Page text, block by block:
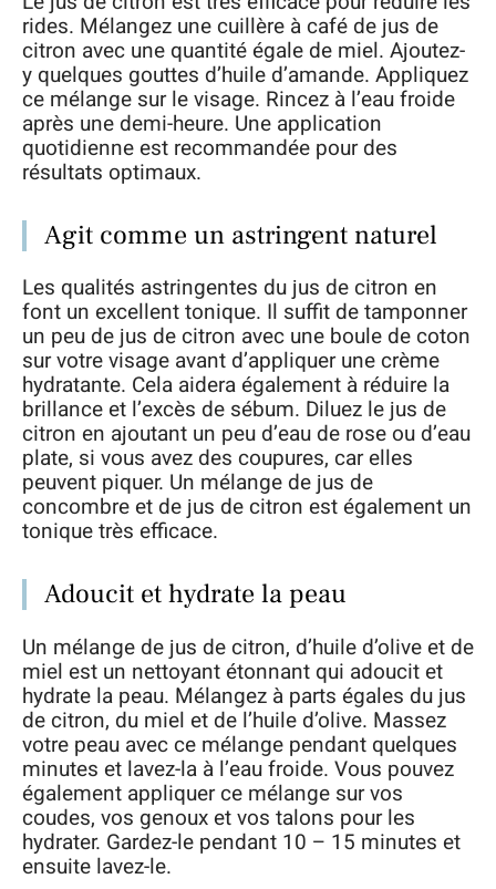
rides. Mélangez une cuillère à café de jus de
citron avec une quantité égale de miel. Ajoutez-
y quelques gouttes d’huile d’amande. Appliquez
ce mélange sur le visage. Rincez à l’eau froide
après une demi-heure. Une application
quotidienne est recommandée pour des
résultats optimaux.
Agit comme un astringent naturel
Les qualités astringentes du jus de citron en
font un excellent tonique. Il suffit de tamponner
un peu de jus de citron avec une boule de coton
sur votre visage avant d’appliquer une crème
hydratante. Cela aidera également à réduire la
brillance et l’excès de sébum. Diluez le jus de
citron en ajoutant un peu d’eau de rose ou d’eau
plate, si vous avez des coupures, car elles
peuvent piquer. Un mélange de jus de
concombre et de jus de citron est également un
tonique très efficace.
Adoucit et hydrate la peau
Un mélange de jus de citron, d’huile d’olive et de
miel est un nettoyant étonnant qui adoucit et
hydrate la peau. Mélangez à parts égales du jus
de citron, du miel et de l’huile d’olive. Massez
votre peau avec ce mélange pendant quelques
minutes et lavez-la à l’eau froide. Vous pouvez
également appliquer ce mélange sur vos
coudes, vos genoux et vos talons pour les
hydrater. Gardez-le pendant 10 – 15 minutes et
ensuite lavez-le.